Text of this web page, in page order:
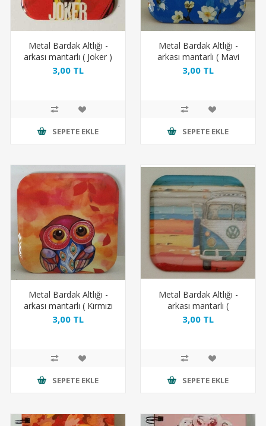
Metal Bardak Altlığı -
arkası mantarlı ( Joker )
3,00 TL
SEPETE EKLE
Metal Bardak Altlığı -
arkası mantarlı ( Mavi
Beyaz Çiçekler )
3,00 TL
SEPETE EKLE
Metal Bardak Altlığı -
arkası mantarlı ( Kırmızı
Baykuş )
3,00 TL
SEPETE EKLE
Metal Bardak Altlığı -
arkası mantarlı (
Gökkuşağı Vosvos )
3,00 TL
SEPETE EKLE